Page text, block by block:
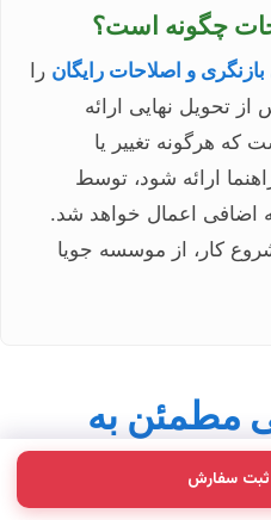
ثبت سفارش
چگونه است؟
بازنگری و اصلاحات رایگان را
تحویل نهایی ارائه
که هرگونه تغییر یا
ارائه شود، توسط
اضافی اعمال خواهد شد.
کار، از موسسه جویا
مطمئن به